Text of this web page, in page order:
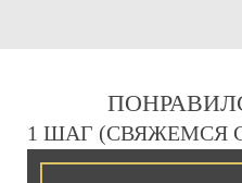
1 ШАГ (СВЯЖЕМСЯ